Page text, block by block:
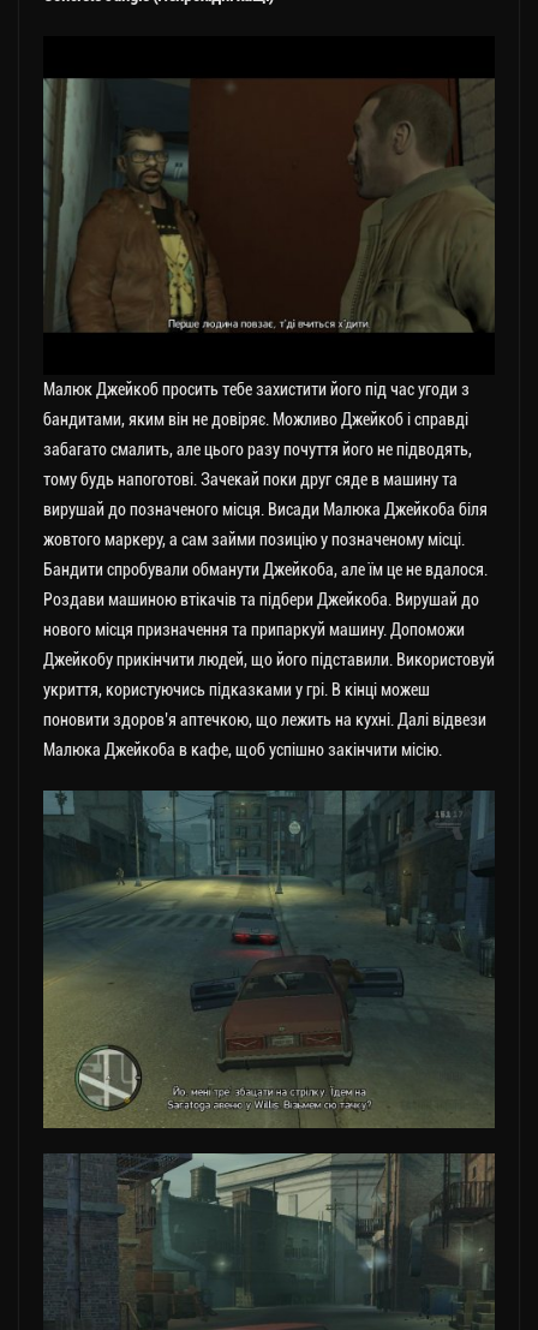
Малюк Джейкоб просить тебе захистити його під час угоди з
бандитами, яким він не довіряє. Можливо Джейкоб і справді
забагато смалить, але цього разу почуття його не підводять,
тому будь напоготові. Зачекай поки друг сяде в машину та
вирушай до позначеного місця. Висади Малюка Джейкоба біля
жовтого маркеру, а сам займи позицію у позначеному місці.
Бандити спробували обманути Джейкоба, але їм це не вдалося.
Роздави машиною втікачів та підбери Джейкоба. Вирушай до
нового місця призначення та припаркуй машину. Допоможи
Джейкобу прикінчити людей, що його підставили. Використовуй
укриття, користуючись підказками у грі. В кінці можеш
поновити здоров’я аптечкою, що лежить на кухні. Далі відвези
Малюка Джейкоба в кафе, щоб успішно закінчити місію.